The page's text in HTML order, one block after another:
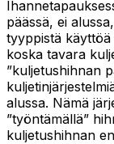
päässä, ei
tyyppistä käyttöä
koska tavara
”kuljetushihnan
alussa. Nämä
”työntämällä”
kuljetushihnan